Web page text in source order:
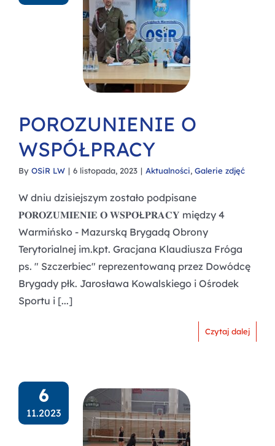
POROZUNIENIE O
WSPÓŁPRACY
By OSiR LW | 6 listopada, 2023 | Aktualności, Galerie zdjęć
W dniu dzisiejszym zostało podpisane
𝐏𝐎𝐑𝐎𝐙𝐔𝐌𝐈𝐄𝐍𝐈𝐄 𝐎 𝐖𝐒𝐏𝐎́Ł𝐏𝐑𝐀𝐂𝐘 między 4
Warmińsko - Mazurską Brygadą Obrony
Terytorialnej im.kpt. Gracjana Klaudiusza Fróga
ps. " Szczerbiec" reprezentowaną przez Dowódcę
Brygady płk. Jarosława Kowalskiego i Ośrodek
Sportu i [...]
Czytaj dalej
6
11.2023